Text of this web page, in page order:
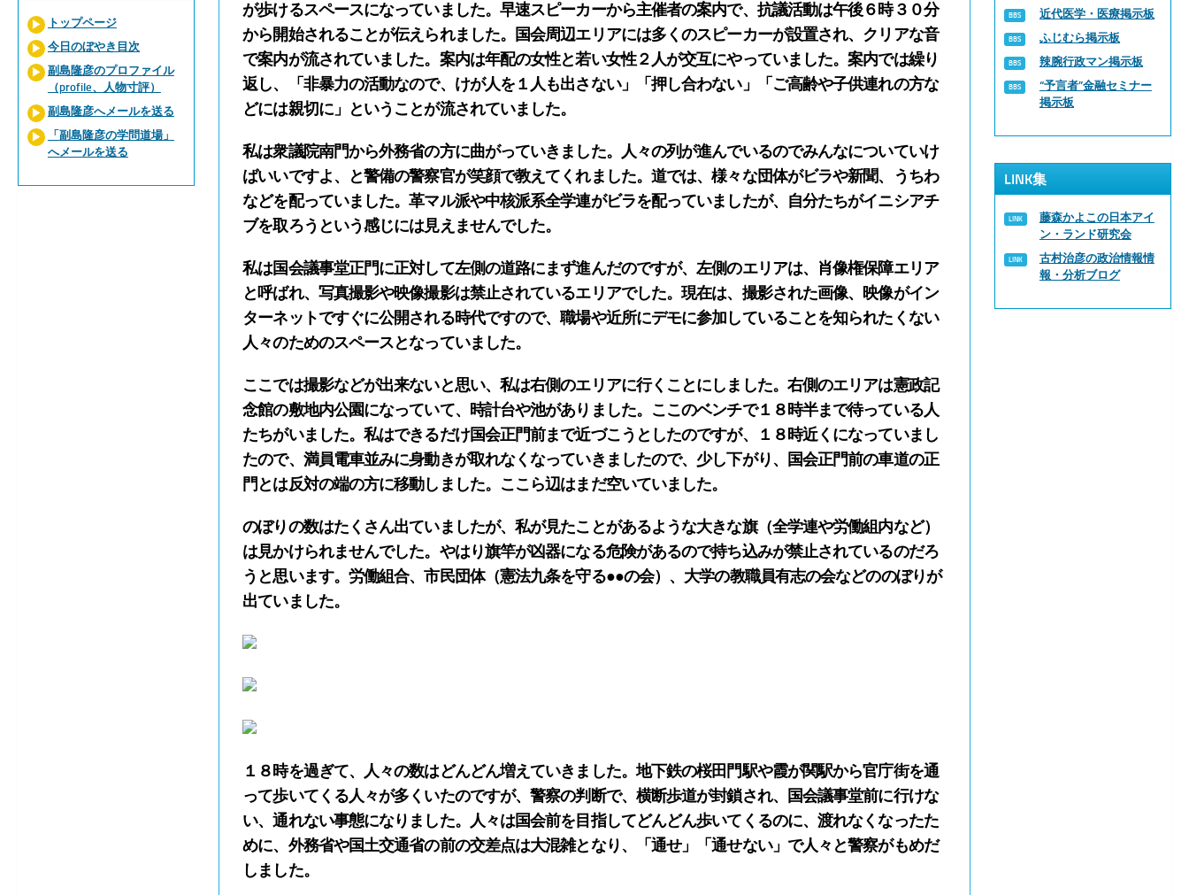
が歩けるスペースになっていました。早速スピーカーから主催者の案内で、抗議活動は午後６時３０分
から開始されることが伝えられました。国会周辺エリアには多くのスピーカーが設置され、クリアな音
で案内が流されていました。案内は年配の女性と若い女性２人が交互にやっていました。案内では繰り
返し、「非暴力の活動なので、けが人を１人も出さない」「押し合わない」「ご高齢や子供連れの方な
どには親切に」ということが流されていました。
私は衆議院南門から外務省の方に曲がっていきました。人々の列が進んでいるのでみんなについていけ
ばいいですよ、と警備の警察官が笑顔で教えてくれました。道では、様々な団体がビラや新聞、うちわ
などを配っていました。革マル派や中核派系全学連がビラを配っていましたが、自分たちがイニシアチ
ブを取ろうという感じには見えませんでした。
私は国会議事堂正門に正対して左側の道路にまず進んだのですが、左側のエリアは、肖像権保障エリア
と呼ばれ、写真撮影や映像撮影は禁止されているエリアでした。現在は、撮影された画像、映像がイン
ターネットですぐに公開される時代ですので、職場や近所にデモに参加していることを知られたくない
人々のためのスペースとなっていました。
ここでは撮影などが出来ないと思い、私は右側のエリアに行くことにしました。右側のエリアは憲政記
念館の敷地内公園になっていて、時計台や池がありました。ここのベンチで１８時半まで待っている人
たちがいました。私はできるだけ国会正門前まで近づこうとしたのですが、１８時近くになっていまし
たので、満員電車並みに身動きが取れなくなっていきましたので、少し下がり、国会正門前の車道の正
門とは反対の端の方に移動しました。ここら辺はまだ空いていました。
のぼりの数はたくさん出ていましたが、私が見たことがあるような大きな旗（全学連や労働組内など）
は見かけられませんでした。やはり旗竿が凶器になる危険があるので持ち込みが禁止されているのだろ
うと思います。労働組合、市民団体（憲法九条を守る●●の会）、大学の教職員有志の会などののぼりが
出ていました。
１８時を過ぎて、人々の数はどんどん増えていきました。地下鉄の桜田門駅や霞が関駅から官庁街を通
って歩いてくる人々が多くいたのですが、警察の判断で、横断歩道が封鎖され、国会議事堂前に行けな
い、通れない事態になりました。人々は国会前を目指してどんどん歩いてくるのに、渡れなくなったた
めに、外務省や国土交通省の前の交差点は大混雑となり、「通せ」「通せない」で人々と警察がもめだ
しました。
トップページ
今日のぼやき目次
副島隆彦のプロファイル
（profile、人物寸評）
副島隆彦へメールを送る
「副島隆彦の学問道場」
へメールを送る
近代医学・医療掲示板
ふじむら掲示板
辣腕行政マン掲示板
“予言者”金融セミナー
掲示板
LINK集
藤森かよこの日本アイ
ン・ランド研究会
古村治彦の政治情報情
報・分析ブログ